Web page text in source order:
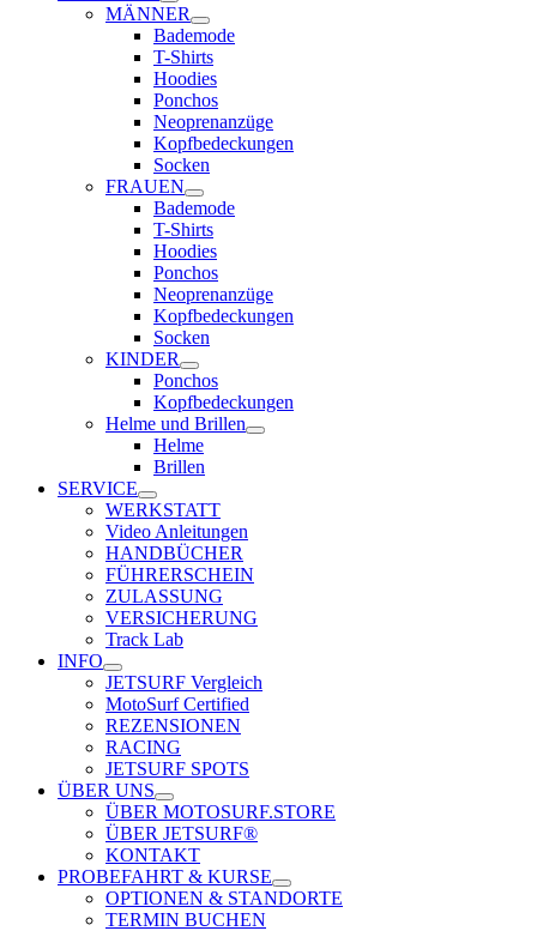
MÄNNER
Bademode
T-Shirts
Hoodies
Ponchos
Neoprenanzüge
Kopfbedeckungen
Socken
FRAUEN
Bademode
T-Shirts
Hoodies
Ponchos
Neoprenanzüge
Kopfbedeckungen
Socken
KINDER
Ponchos
Kopfbedeckungen
Helme und Brillen
Helme
Brillen
SERVICE
WERKSTATT
Video Anleitungen
HANDBÜCHER
FÜHRERSCHEIN
ZULASSUNG
VERSICHERUNG
Track Lab
INFO
JETSURF Vergleich
MotoSurf Certified
REZENSIONEN
RACING
JETSURF SPOTS
ÜBER UNS
ÜBER MOTOSURF.STORE
ÜBER JETSURF®
KONTAKT
PROBEFAHRT & KURSE
OPTIONEN & STANDORTE
TERMIN BUCHEN